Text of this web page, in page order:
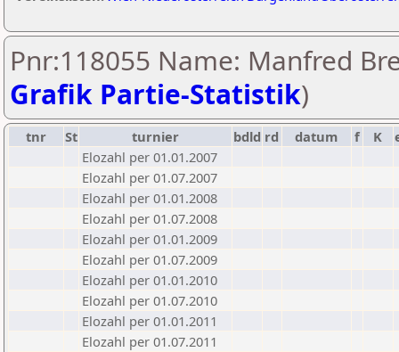
Pnr:118055 Name: Manfred
Grafik Partie-Statistik)
tnr St turnier bdld rd datum f K
Elozahl per 01.01.2007
Elozahl per 01.07.2007
Elozahl per 01.01.2008
Elozahl per 01.07.2008
Elozahl per 01.01.2009
Elozahl per 01.07.2009
Elozahl per 01.01.2010
Elozahl per 01.07.2010
Elozahl per 01.01.2011
Elozahl per 01.07.2011